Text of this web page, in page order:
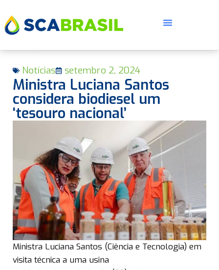
Notícias setembro 2, 2024
Ministra Luciana Santos
considera biodiesel um
‘tesouro nacional’
Ministra Luciana Santos (Ciência e Tecnologia) em
visita técnica a uma usina